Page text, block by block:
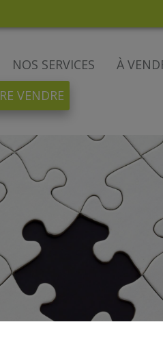
NOS SERVICES À
VENDRE